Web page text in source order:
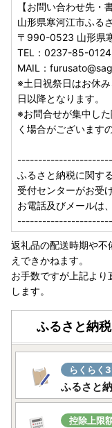
お礼の品は協力事
に協力事業者にも
ります。協力事業
いますので、予め
【ご連絡先】
山形県寒河江市 ふ
〒990-0523
TEL：0237-85-
MAIL：
＜土日祝休日、年
ふるさと納税に関
寒河江市ふるさと
お電話及びメール
【お問い合わせ先・
山形県寒河江市ふる
〒990-0523 山形県
TEL：0237-85-0124
MAIL：
※土日祝祭日はお休
日以降となります。
※お問合せが集中し
く場合がございます
ふるさと納税に関す
受付センターがお受
お電話及びメールは
返礼品の配送時期や不
えできかねます。
お手数ですが上記よ
します。
ふるさと納
らくらく
ふるさと
控除上限